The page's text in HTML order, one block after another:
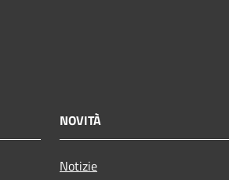
NOVITÀ
Notizie